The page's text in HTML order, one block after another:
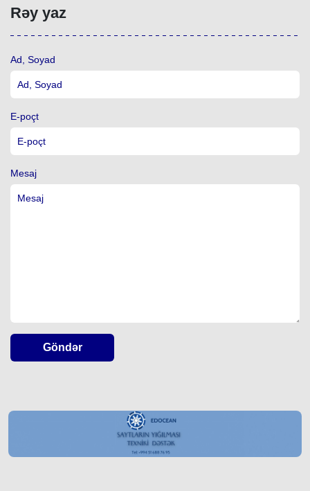
Rəy yaz
Ad, Soyad
E-poçt
Mesaj
Göndər